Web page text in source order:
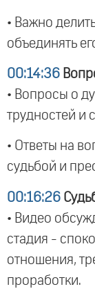
• Важно
объединять
00:14:36
• Вопросы о
трудностей и
• Ответы на
судьбой и
00:16:26
• Видео
стадия -
отношения,
проработки.